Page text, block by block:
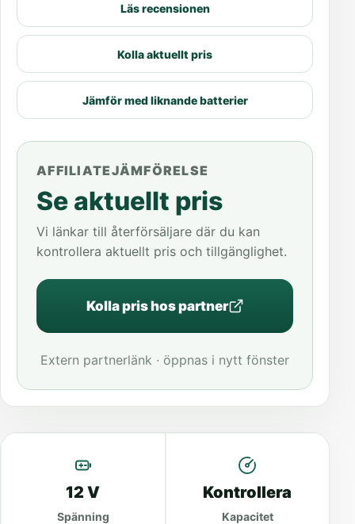
Läs recensionen
Kolla aktuellt pris
Jämför med liknande batterier
AFFILIATEJÄMFÖRELSE
Se aktuellt pris
Vi länkar till återförsäljare där du kan
kontrollera aktuellt pris och tillgänglighet.
Kolla pris hos partner
Extern partnerlänk · öppnas i nytt fönster
12 V
Spänning
Kontrollera
Kapacitet